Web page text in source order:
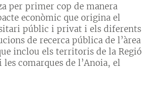
per primer cop de manera
econòmic que origina el
públic i privat i els diferents
de recerca pública de l’àrea
inclou els territoris de la Regió
comarques de l’Anoia, el